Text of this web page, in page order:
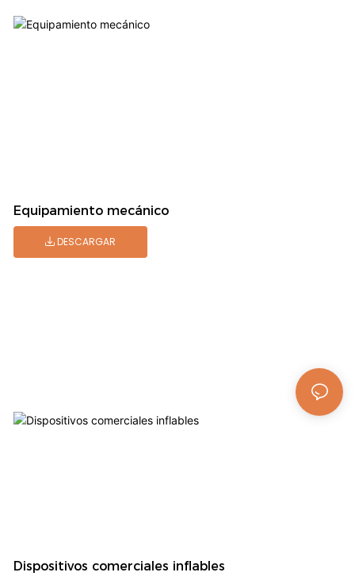
Equipamiento mecánico
DESCARGAR
Dispositivos comerciales inflables